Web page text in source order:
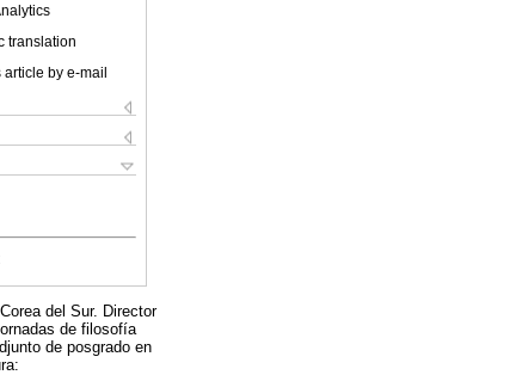
translation
article by e-mail
del Sur. Director
de filosofía
de posgrado en